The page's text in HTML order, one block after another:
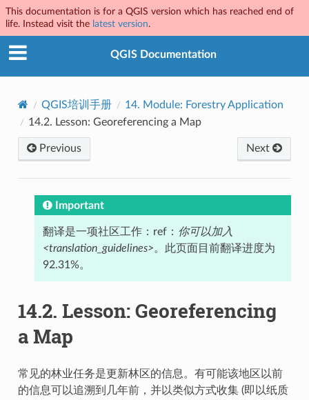
This documentation is for a QGIS version which has reached end of
life. Instead visit the latest version.
QGIS Documentation
QGIS培训手册 14. Module: Forestry Application
14.2. Lesson: Georeferencing a Map
Previous Next
Important
翻译是一项社区工作：ref： 你可以加入
<translation_guidelines>。此页面目前翻译进度为
92.31%。
14.2. Lesson: Georeferencing
a Map
常见的林业任务是更新林区的信息。有可能该地区以前
的信息可以追溯到几年前，并以类似方式收集 (即以纸质